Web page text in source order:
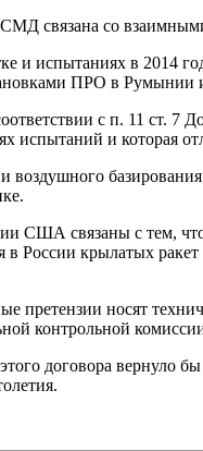
связана со
испытаниях в 2014
ПРО в Румынии
с п. 11 ст.
испытаний и которая
воздушного
США связаны с тем,
в России крылатых
претензии носят
контрольной
договора вернуло